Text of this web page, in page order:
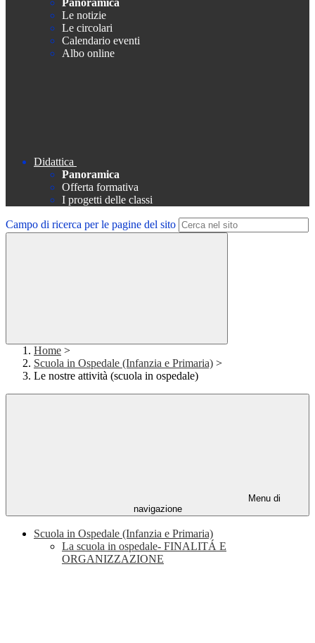
Panoramica
Le notizie
Le circolari
Calendario eventi
Albo online
Didattica
Panoramica
Offerta formativa
I progetti delle classi
Campo di ricerca per le pagine del sito
Home >
Scuola in Ospedale (Infanzia e Primaria) >
Le nostre attività (scuola in ospedale)
Menu di
navigazione
Scuola in Ospedale (Infanzia e Primaria)
La scuola in ospedale- FINALITÁ E
ORGANIZZAZIONE